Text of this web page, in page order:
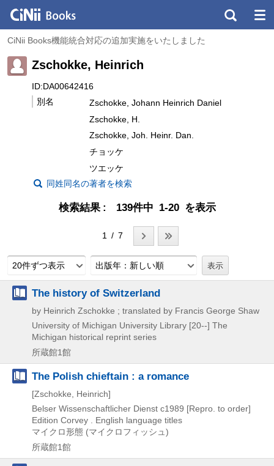
CiNii Books機能統合対応の追加実施をいたしました
Zschokke, Heinrich
ID:DA00642416
別名
Zschokke, Johann Heinrich Daniel
Zschokke, H.
Zschokke, Joh. Heinr. Dan.
チョッケ
ツエッケ
同姓同名の著者を検索
検索結果 139件中 1-20 を表示
1 / 7
20件ずつ表示 出版年：新しい順
The history of Switzerland
by Heinrich Zschokke ; translated by Francis George Shaw
University of Michigan University Library [20--] The
Michigan historical reprint series
所蔵館1館
The Polish chieftain : a romance
[Zschokke, Heinrich]
Belser Wissenschaftlicher Dienst c1989 [Repro. to order]
Edition Corvey . English language titles
マイクロ形態 (マイクロフィッシュ)
所蔵館1館